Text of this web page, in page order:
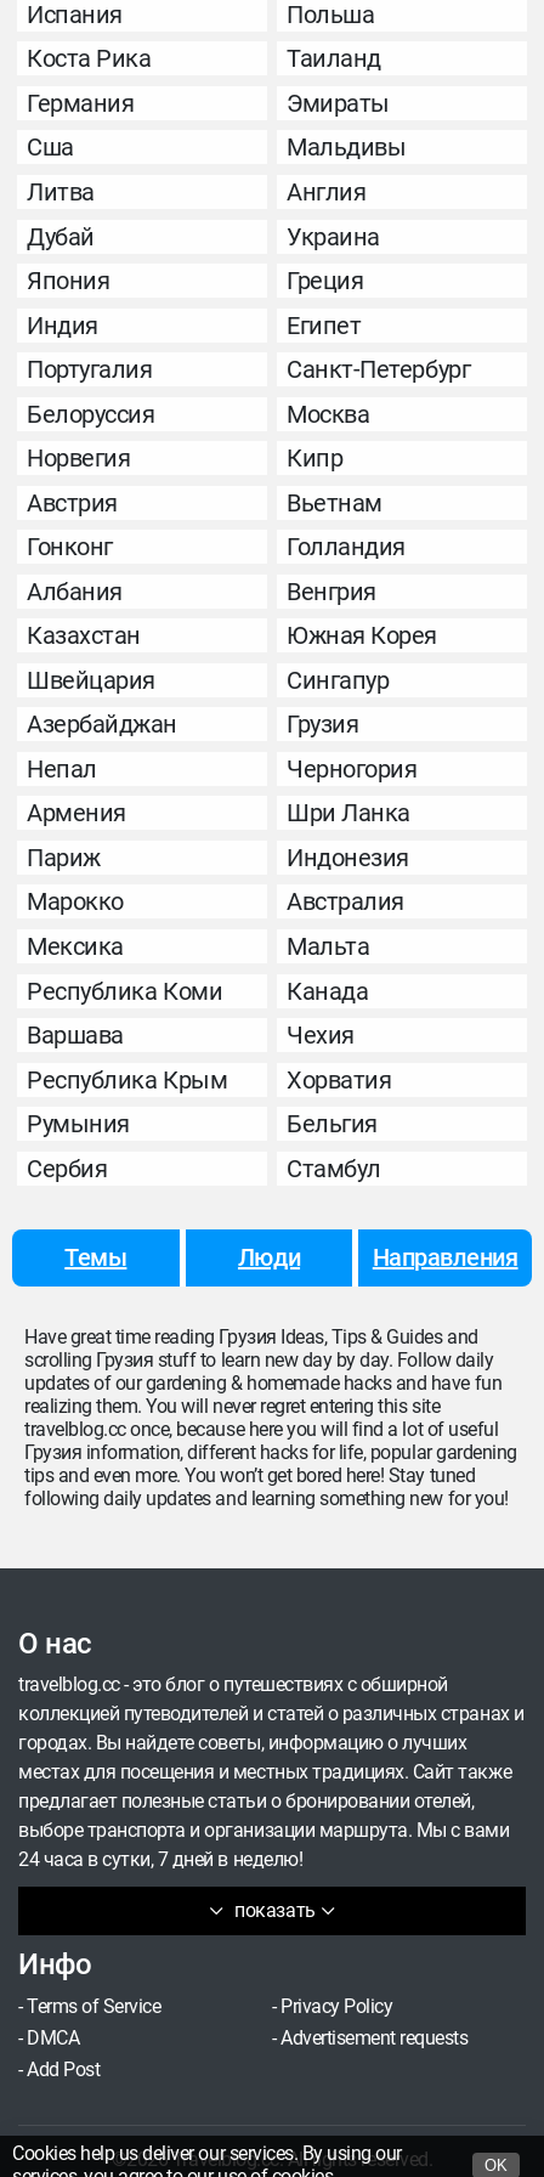
Испания
Польша
Коста Рика
Таиланд
Германия
Эмираты
Сша
Мальдивы
Литва
Англия
Дубай
Украина
Япония
Греция
Индия
Египет
Португалия
Санкт-Петербург
Белоруссия
Москва
Норвегия
Кипр
Австрия
Вьетнам
Гонконг
Голландия
Албания
Венгрия
Казахстан
Южная Корея
Швейцария
Сингапур
Азербайджан
Грузия
Непал
Черногория
Армения
Шри Ланка
Париж
Индонезия
Марокко
Австралия
Мексика
Мальта
Республика Коми
Канада
Варшава
Чехия
Республика Крым
Хорватия
Румыния
Бельгия
Сербия
Стамбул
Темы Люди Направления
Have great time reading Грузия Ideas, Tips & Guides and
scrolling Грузия stuff to learn new day by day. Follow daily
updates of our gardening & homemade hacks and have fun
realizing them. You will never regret entering this site
travelblog.cc once, because here you will find a lot of useful
Грузия information, different hacks for life, popular gardening
tips and even more. You won’t get bored here! Stay tuned
following daily updates and learning something new for you!
О нас
показать
travelblog.cc - это блог о путешествиях с обширной
коллекцией путеводителей и статей о различных странах и
городах. Вы найдете советы, информацию о лучших
местах для посещения и местных традициях. Сайт также
предлагает полезные статьи о бронировании отелей,
выборе транспорта и организации маршрута. Мы с вами
24 часа в сутки, 7 дней в неделю!
Инфо
-Terms of Service - Privacy Policy
- DMCA -Advertisement requests
-Add Post
©2026 Travelblog.cc. All rights reserved.
Cookies help us deliver our services. By using our
OK